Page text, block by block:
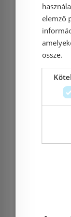
vizes
elemző
össze.